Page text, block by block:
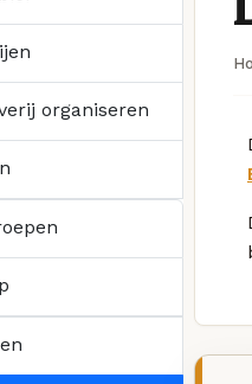
organiseren